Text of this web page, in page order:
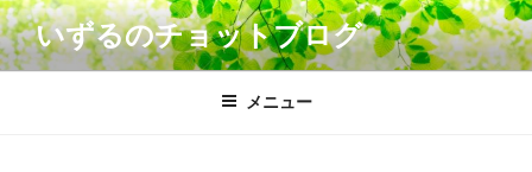
コ
ン
テ
いずるのチョットブログ
メニュー